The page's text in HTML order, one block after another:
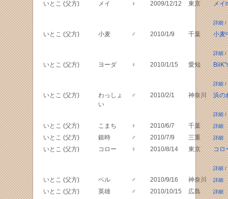
いとこ (父方) メイ ♀ 2009/12/12 東京 メイ
詳細/
いとこ (父方) 小麦 ♂ 2010/1/9 千葉 小麦
詳細/
いとこ (父方) ヨーダ ♀ 2010/1/15 愛知
詳細/
いとこ (父方)
わっしょ
い
♂ 2010/2/1 神奈川 浜の
詳細/
いとこ (父方) こまち ♀ 2010/6/7 千葉 詳細
いとこ (父方) 銀時 ♂ 2010/7/9 三重 詳細
いとこ (父方) コロー ♀ 2010/8/14 東京 コロ
詳細/
いとこ (父方) ベル ♂ 2010/9/16 神奈川 詳細
いとこ (父方) 英雄 ♂ 2010/10/15 広島 詳細